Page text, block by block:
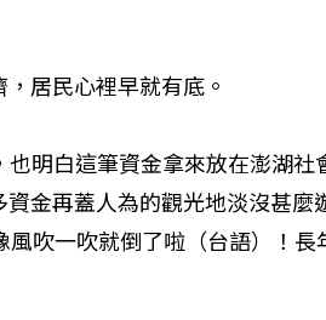
居民心裡早就有底。
明白這筆資金拿來放在澎湖社
金再蓋人為的觀光地淡沒甚麼
吹一吹就倒了啦（台語）！長